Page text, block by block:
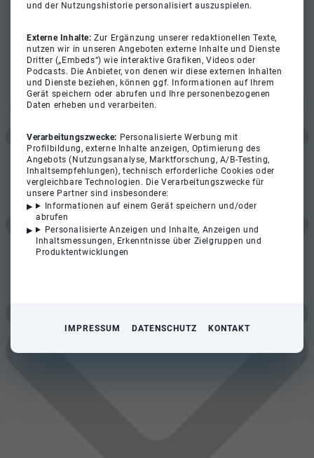
und der Nutzungshistorie personalisiert auszuspielen.
Externe Inhalte:Zur Ergänzung unserer redaktionellen Texte,
nutzen wir in unseren Angeboten externe Inhalte und Dienste
Dritter („Embeds“) wie interaktive Grafiken, Videos oder
Podcasts. Die Anbieter, von denen wir diese externen Inhalten
und Dienste beziehen, können ggf. Informationen auf Ihrem
Gerät speichern oder abrufen und Ihre personenbezogenen
Daten erheben und verarbeiten.
Verarbeitungszwecke: Personalisierte Werbung mit
Profilbildung, externe Inhalte anzeigen, Optimierung des
Angebots (Nutzungsanalyse, Marktforschung, A/B-Testing,
Inhaltsempfehlungen), technisch erforderliche Cookies oder
vergleichbare Technologien. Die Verarbeitungszwecke für
unsere Partner sind insbesondere:
Informationen auf einem Gerät speichern und/oder
abrufen
Personalisierte Anzeigen und Inhalte, Anzeigen und
Inhaltsmessungen, Erkenntnisse über Zielgruppen und
Produktentwicklungen
IMPRESSUM DATENSCHUTZ KONTAKT